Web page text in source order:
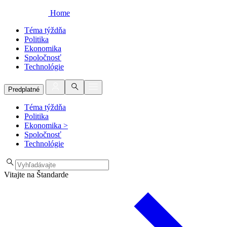
Home
Téma týždňa
Politika
Ekonomika
Spoločnosť
Technológie
Predplatné
Téma týždňa
Politika
Ekonomika >
Spoločnosť
Technológie
Vitajte na Štandarde